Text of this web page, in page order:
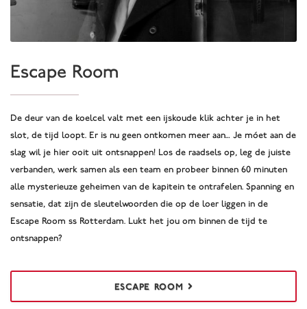
Escape Room
De deur van de koelcel valt met een ijskoude klik achter je in het
slot, de tijd loopt. Er is nu geen ontkomen meer aan… Je móet aan de
slag wil je hier ooit uit ontsnappen! Los de raadsels op, leg de juiste
verbanden, werk samen als een team en probeer binnen 60 minuten
alle mysterieuze geheimen van de kapitein te ontrafelen. Spanning en
sensatie, dat zijn de sleutelwoorden die op de loer liggen in de
Escape Room ss Rotterdam. Lukt het jou om binnen de tijd te
ontsnappen?
ESCAPE ROOM